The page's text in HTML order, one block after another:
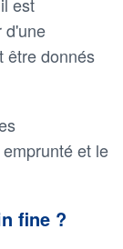
d'une
être donnés
et le
fine ?